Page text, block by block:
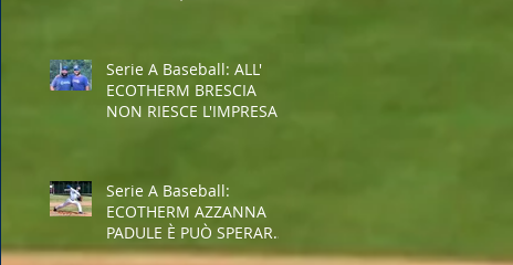
Serie A Baseball: ALL'
ECOTHERM BRESCIA
NON RIESCE L'IMPRESA,
Serie A Baseball:
ECOTHERM AZZANNA
PADULE È PUÒ SPERARE
NELLA SALVEZZA